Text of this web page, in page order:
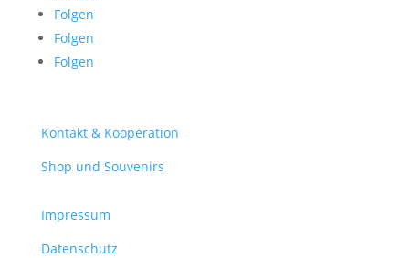
Folgen
Folgen
Folgen
Kontakt & Kooperation
Shop und Souvenirs
Impressum
Datenschutz